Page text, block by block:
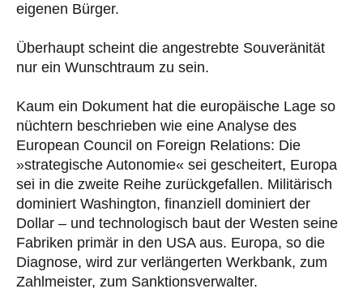
eigenen Bürger.
Überhaupt scheint die angestrebte Souveränität
nur ein Wunschtraum zu sein.
Kaum ein Dokument hat die europäische Lage so
nüchtern beschrieben wie eine Analyse des
European Council on Foreign Relations: Die
»strategische Autonomie« sei gescheitert, Europa
sei in die zweite Reihe zurückgefallen. Militärisch
dominiert Washington, finanziell dominiert der
Dollar – und technologisch baut der Westen seine
Fabriken primär in den USA aus. Europa, so die
Diagnose, wird zur verlängerten Werkbank, zum
Zahlmeister, zum Sanktionsverwalter.